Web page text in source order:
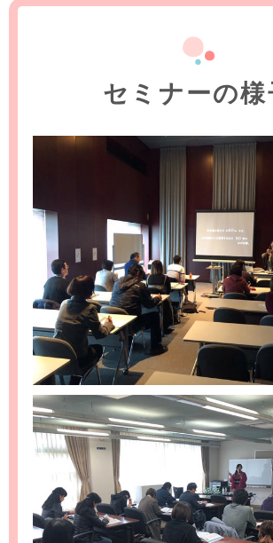
セミナーの様